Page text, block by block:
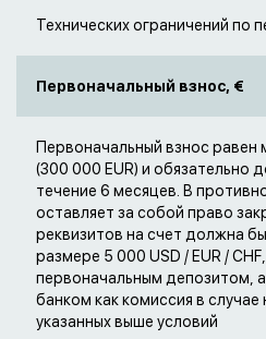
Технических ограничений по
Первоначальный взнос, €
Первоначальный взнос равен
(300 000 EUR) и обязательно
течение 6 месяцев. В
оставляет за собой право
реквизитов на счет должна
размере 5 000 USD / EUR /
первоначальным депозитом,
банком как комиссия в
указанных выше условий